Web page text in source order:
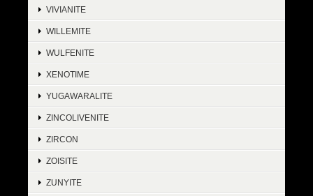
VIVIANITE
WILLEMITE
WULFENITE
XENOTIME
YUGAWARALITE
ZINCOLIVENITE
ZIRCON
ZOISITE
ZUNYITE